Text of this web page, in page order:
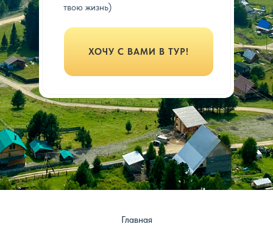
твою жизнь)
ХОЧУ С ВАМИ В ТУР!
Главная